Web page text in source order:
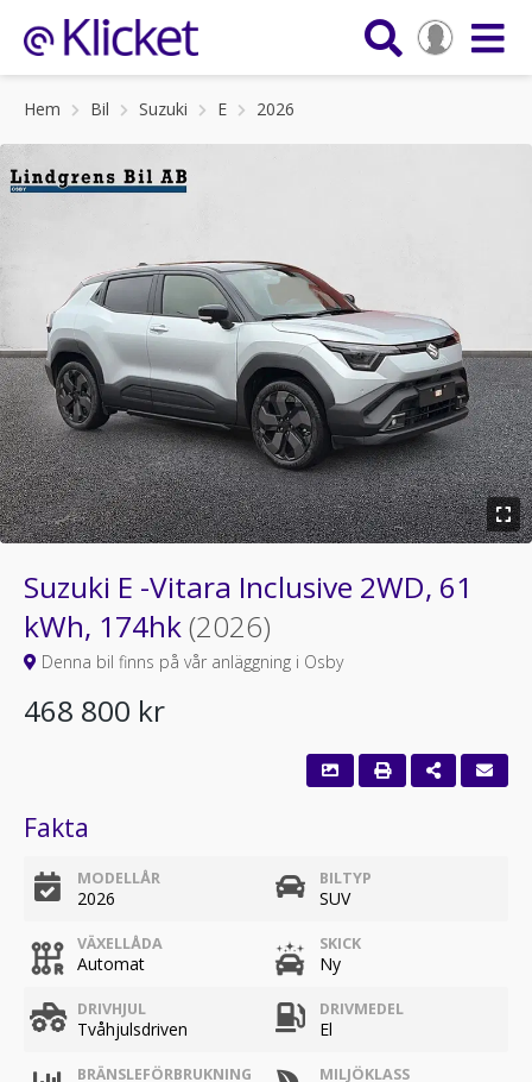
Hem Bil Suzuki E 2026
Suzuki E -Vitara Inclusive 2WD, 61
kWh, 174hk(2026)
Denna bil finns på vår anläggning i Osby
468 800 kr
Fakta
MODELLÅR
2026
BILTYP
SUV
VÄXELLÅDA
Automat
SKICK
Ny
DRIVHJUL
Tvåhjulsdriven
DRIVMEDEL
El
BRÄNSLEFÖRBRUKNING
MILJÖKLASS